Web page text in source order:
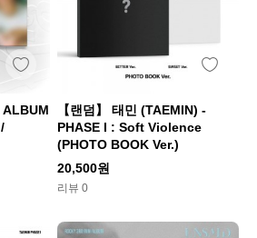
ALBUM
【랜덤】 태민 (TAEMIN) -
PHASE I : Soft Violence
(PHOTO BOOK Ver.)
20,500원
리뷰 0